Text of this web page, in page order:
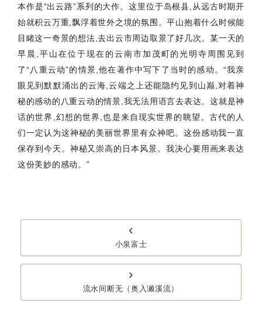
本作是“出云路”系列的大作。这里位于岛根县,从远古时期开
始就积云万重,飘浮着世外之境的氛围。平山抱着什么时候能
目睹这一奇景的想法,去出云市周边取景了好几次。某一天的
早晨,平山在位于现在的云南市加茂町的光明寺周围见到
了“八重云动”的情景,他在著作中写下了当时的感动。“我亲
眼见到默默涌出的云海,云端之上还能隐约见到山巅,对着神
秘的感动的八重云动的情景,我无法用语言去表达。这就是神
话的世界,幻想的世界,也是来自现实世界的眺望。古代的人
们一定认为这神秘的美丽世界里有众神吧。这份感动我一直
保存到今天。神秘又崇高的日本风景。我决心要用画来表达
这份美妙的感动。”
‹
小泉富士
›
流水间断无（奥入濑溪流）